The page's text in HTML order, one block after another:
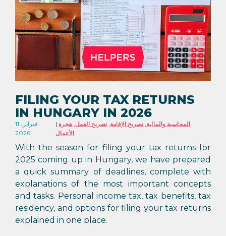
FILING YOUR TAX RETURNS
IN HUNGARY IN 2026
11 فبراير،
2026
المحاسبة والمالية, تصريح الإقامة, تصريح العمل, هجرة
الأعمال
With the season for filing your tax returns for
2025 coming up in Hungary, we have prepared
a quick summary of deadlines, complete with
explanations of the most important concepts
and tasks. Personal income tax, tax benefits, tax
residency, and options for filing your tax returns
explained in one place.